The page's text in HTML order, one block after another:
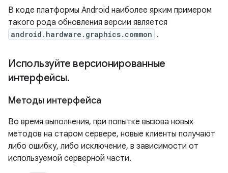
В коде платформы Android наиболее ярким примером
такого рода обновления версии является
android.hardware.graphics.common .
Используйте версионированные
интерфейсы.
Методы интерфейса
Во время выполнения, при попытке вызова новых
методов на старом сервере, новые клиенты получают
либо ошибку, либо исключение, в зависимости от
используемой серверной части.